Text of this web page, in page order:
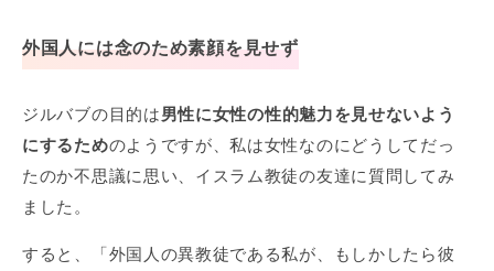
外国人には念のため素顔を見せず
ジルバブの目的は男性に女性の性的魅力を見せないよう
にするためのようですが、私は女性なのにどうしてだっ
たのか不思議に思い、イスラム教徒の友達に質問してみ
ました。
すると、「外国人の異教徒である私が、もしかしたら彼